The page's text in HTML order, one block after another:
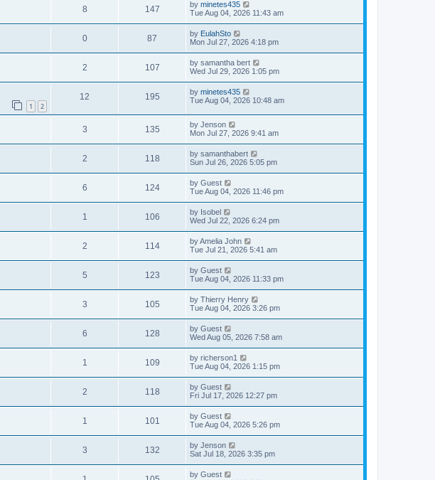
8 147 by minetes435
Tue Aug 04, 2026 11:43 am
0 87 by EulahSto
Mon Jul 27, 2026 4:18 pm
2 107 by samantha bert
Wed Jul 29, 2026 1:05 pm
1 2
12 195 by minetes435
Tue Aug 04, 2026 10:48 am
3 135 by Jenson
Mon Jul 27, 2026 9:41 am
2 118 by samanthabert
Sun Jul 26, 2026 5:05 pm
6 124 by Guest
Tue Aug 04, 2026 11:46 pm
1 106 by Isobel
Wed Jul 22, 2026 6:24 pm
2 114 byAmelia John
Tue Jul 21, 2026 5:41 am
5 123 by Guest
Tue Aug 04, 2026 11:33 pm
3 105 by Thierry Henry
Tue Aug 04, 2026 3:26 pm
6 128 by Guest
Wed Aug 05, 2026 7:58 am
1 109 by richerson1
Tue Aug 04, 2026 1:15 pm
2 118 by Guest
Fri Jul 17, 2026 12:27 pm
1 101 by Guest
Tue Aug 04, 2026 5:26 pm
3 132 by Jenson
Sat Jul 18, 2026 3:35 pm
by Guest